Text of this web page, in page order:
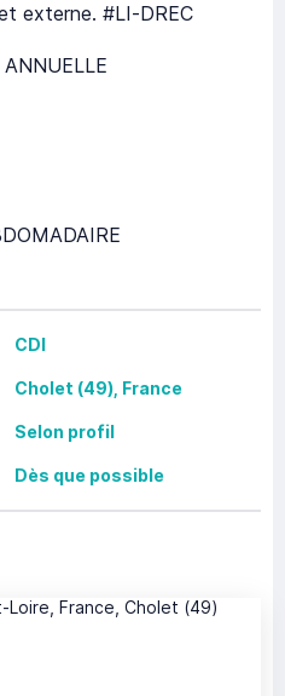
externe. #LI-DREC
CDI
Cholet (49), France
Selon profil
Dès que possible